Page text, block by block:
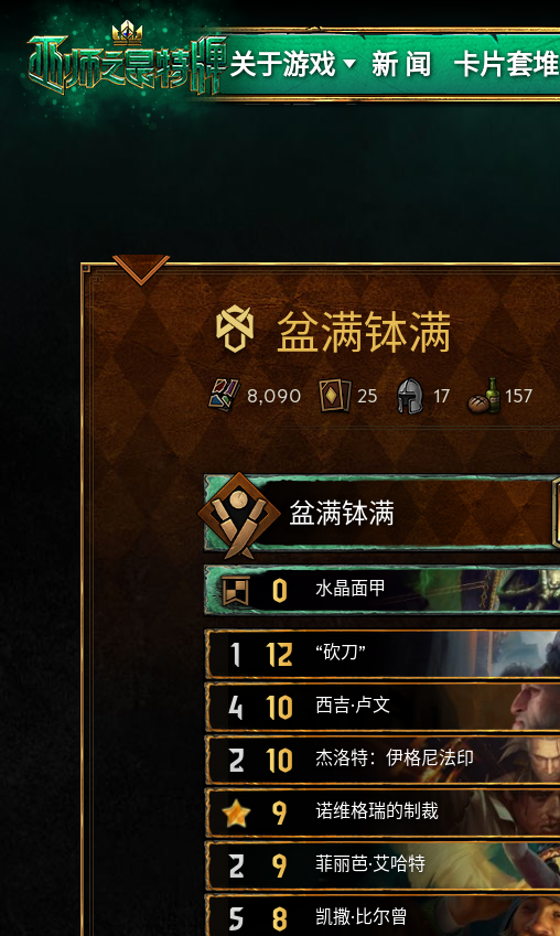
关于游戏
支持
新 闻 卡片套堆
力量的代价
盆满钵满
8,090 25 17 157
盆满钵满
0 水晶面甲
1 12 “砍刀”
4 10 西吉·卢文
2 10 杰洛特：伊格尼法印
9 诺维格瑞的制裁
2 9 菲丽芭·艾哈特
5 8 凯撒·比尔曾